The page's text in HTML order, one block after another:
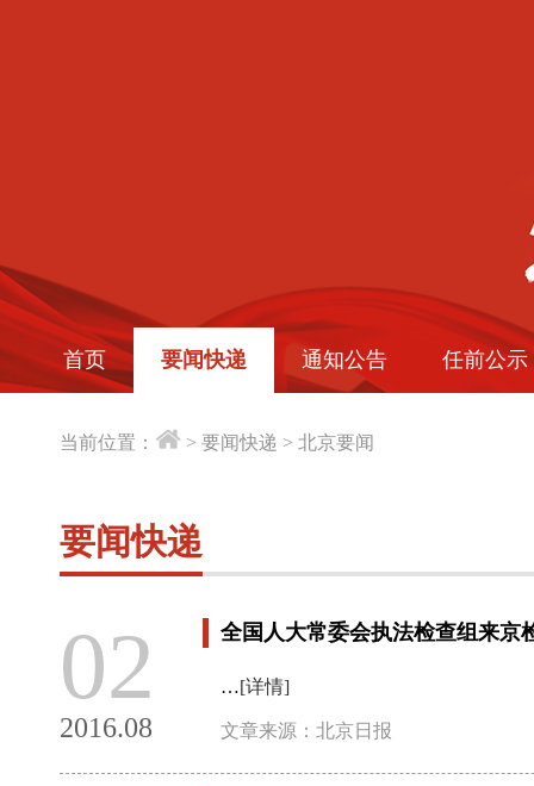
首页 要闻快递 通知公告 任前公示
当前位置： > 要闻快递 > 北京要闻
要闻快递
02
2016.08
全国人大常委会执法检查组来京
…[详情]
文章来源：北京日报